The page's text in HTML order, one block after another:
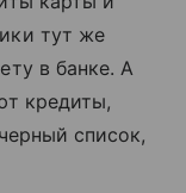
тут же
в банке. А
кредиты,
список,